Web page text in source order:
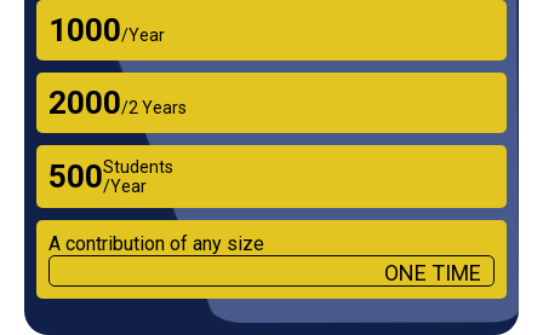
₹1000/Year
₹2000/2 Years
₹500Students
/Year
A contribution of any size
ONE TIME